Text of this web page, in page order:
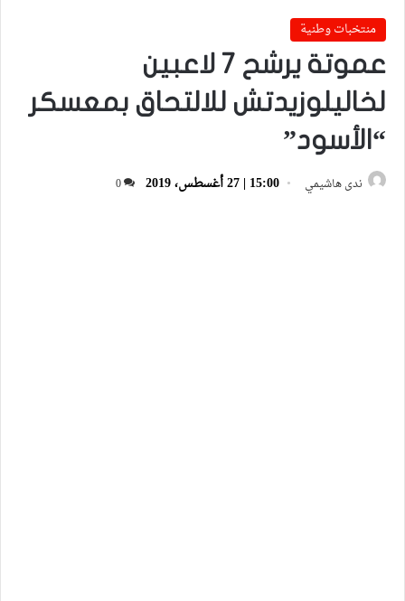
منتخبات وطنية
عموتة يرشح 7 لاعبين
لخاليلوزيدتش للالتحاق بمعسكر
“الأسود”
ندى هاشيمي 15:00 | 27 أغسطس، 2019 0